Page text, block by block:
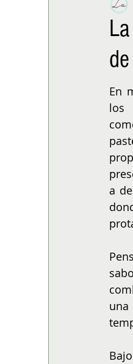
ALIMENTACIÓN
En
los
a